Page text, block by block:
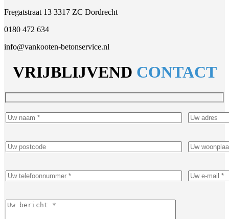
Fregatstraat 13 3317 ZC Dordrecht
0180 472 634
info@vankooten-betonservice.nl
VRIJBLIJVEND CONTACT